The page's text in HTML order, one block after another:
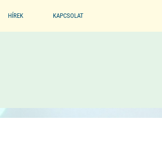
HÍREK KAPCSOLAT